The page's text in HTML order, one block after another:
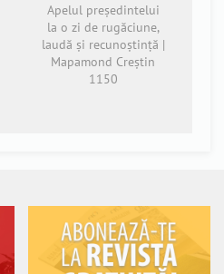
Apelul președintelui
la o zi de rugăciune,
laudă și recunoștință |
Mapamond Creștin
1150